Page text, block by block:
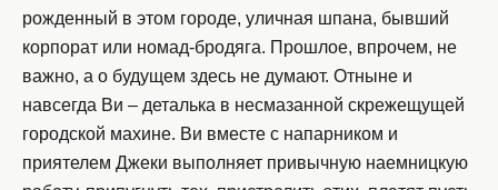
рожденный в этом городе, уличная шпана, бывший
корпорат или номад-бродяга. Прошлое, впрочем, не
важно, а о будущем здесь не думают. Отныне и
навсегда Ви – деталька в несмазанной скрежещущей
городской махине. Ви вместе с напарником и
приятелем Джеки выполняет привычную наемницкую